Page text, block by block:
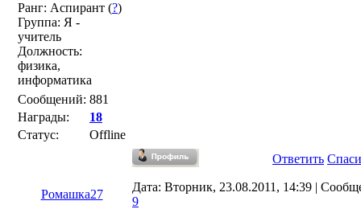
Ранг: Аспирант (?)
Группа: Я -
учитель
Должность:
физика,
информатика
Сообщений: 881
Награды:
18
Статус:
Offline
Ответить
Ромашка27
Дата: Вторник, 23.08.2011, 14:39 |
9